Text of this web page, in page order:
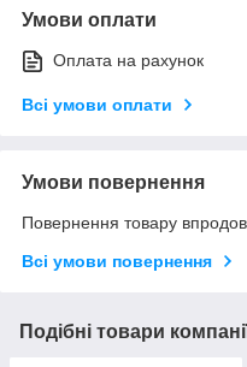
Умови оплати
Оплата на рахунок
Всі умови оплати
Умови повернення
Повернення товару
Всі умови повернення
Подібні товари